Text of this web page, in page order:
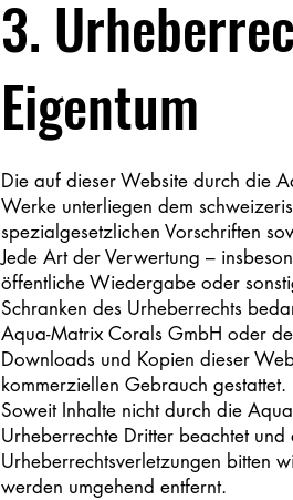
3.
Eigentum
Die auf dieser Website durch die
Werke unterliegen dem
spezialgesetzlichen Vorschriften
Jede Art der Verwertung –
öffentliche Wiedergabe oder
Schranken des Urheberrechts
Aqua-Matrix Corals GmbH oder
Downloads und Kopien dieser
kommerziellen Gebrauch gestattet.
Soweit Inhalte nicht durch die
Urheberrechte Dritter beachtet
Urheberrechtsverletzungen bitten
werden umgehend entfernt.